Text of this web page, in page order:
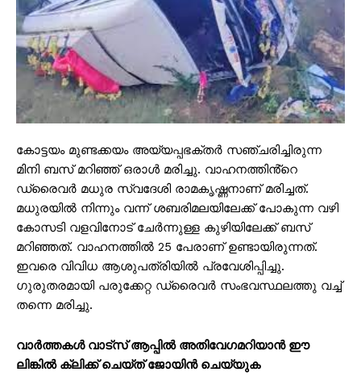
കോട്ടയം മുണ്ടക്കയം അയ്യപ്പഭക്തർ സഞ്ചരിച്ചിരുന്ന
മിനി ബസ് മറിഞ്ഞ് ഒരാൾ മരിച്ചു. വാഹനത്തിൻ്റെ
ഡ്രൈവർ മധുര സ്വദേശി രാമകൃഷ്ണനാണ് മരിച്ചത്.
മധുരയിൽ നിന്നും വന്ന് ശബരിമലയിലേക്ക് പോകുന്ന വഴി
കോസടി വളവിനോട് ചേർന്നുള്ള കുഴിയിലേക്ക് ബസ്
മറിഞ്ഞത്. വാഹനത്തിൽ 25 പേരാണ് ഉണ്ടായിരുന്നത്.
ഇവരെ വിവിധ ആശുപത്രിയിൽ പ്രവേശിപ്പിച്ചു.
ഗുരുതരമായി പരുക്കേറ്റ ഡ്രൈവർ സംഭവസ്ഥലത്തു വച്ച്
തന്നെ മരിച്ചു.
വാർത്തകൾ വാട്സ് ആപ്പിൽ അതിവേഗമറിയാൻ ഈ
ലിങ്കിൽ ക്ലിക്ക് ചെയ്ത് ജോയിൻ ചെയ്യുക